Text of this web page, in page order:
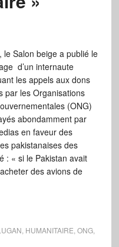
le Salon beige a publié le
d’un internaute
les appels aux dons
par les Organisations
(ONG)
abondamment par
en faveur des
pakistanaises des
: « si le Pakistan avait
des avions de
HUMANITAIRE ONG,